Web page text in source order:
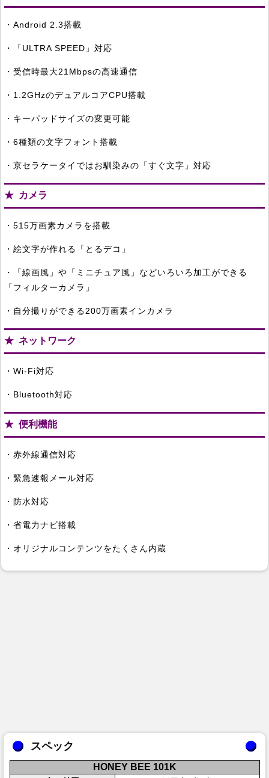
・Android 2.3搭載
・「ULTRA SPEED」対応
・受信時最大21Mbpsの高速通信
・1.2GHzのデュアルコアCPU搭載
・キーパッドサイズの変更可能
・6種類の文字フォント搭載
・京セラケータイではお馴染みの「すぐ文字」対応
カメラ
・515万画素カメラを搭載
・絵文字が作れる「とるデコ」
・「線画風」や「ミニチュア風」などいろいろ加工ができる
「フィルターカメラ」
・自分撮りができる200万画素インカメラ
ネットワーク
・Wi-Fi対応
・Bluetooth対応
便利機能
・赤外線通信対応
・緊急速報メール対応
・防水対応
・省電力ナビ搭載
・オリジナルコンテンツをたくさん内蔵
スペック
HONEY BEE 101K